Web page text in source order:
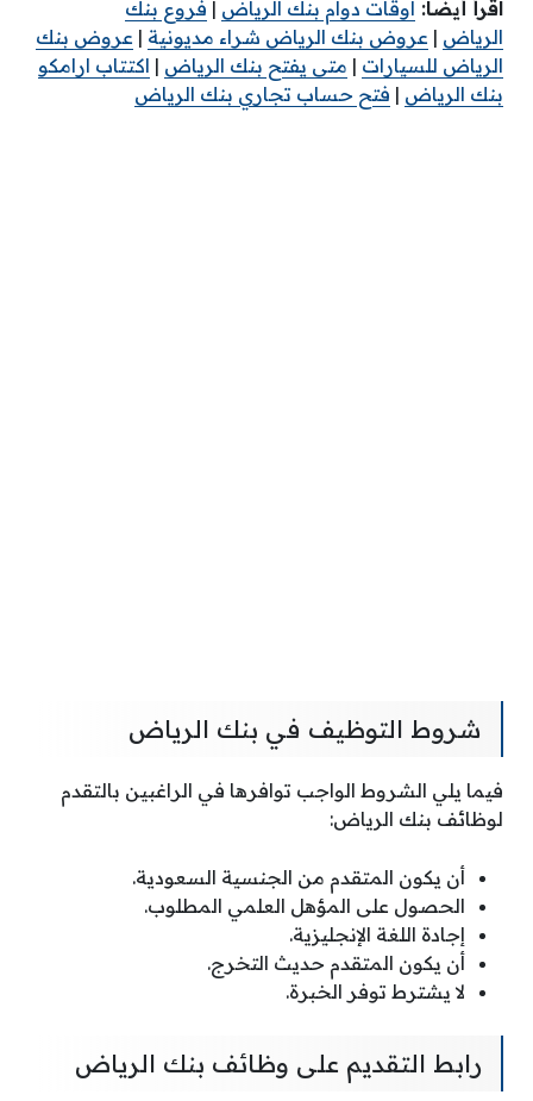
اقرأ أيضًا: اوقات دوام بنك الرياض | فروع بنك
الرياض | عروض بنك الرياض شراء مديونية | عروض بنك
الرياض للسيارات | متى يفتح بنك الرياض | اكتتاب ارامكو
بنك الرياض | فتح حساب تجاري بنك الرياض
شروط التوظيف في بنك الرياض
فيما يلي الشروط الواجب توافرها في الراغبين بالتقدم
لوظائف بنك الرياض:
أن يكون المتقدم من الجنسية السعودية.
الحصول على المؤهل العلمي المطلوب.
إجادة اللغة الإنجليزية.
أن يكون المتقدم حديث التخرج.
لا يشترط توفر الخبرة.
رابط التقديم على وظائف بنك الرياض